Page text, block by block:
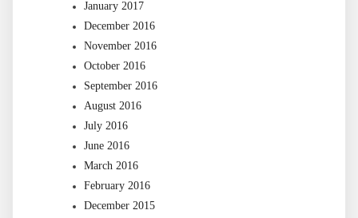
January 2017
December 2016
November 2016
October 2016
September 2016
August 2016
July 2016
June 2016
March 2016
February 2016
December 2015